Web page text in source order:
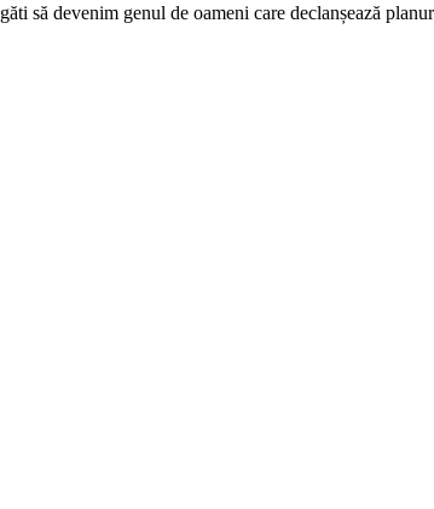
să devenim genul de oameni care declanșează